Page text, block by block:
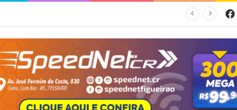
Costa Rica nesta quinta-feira (6)